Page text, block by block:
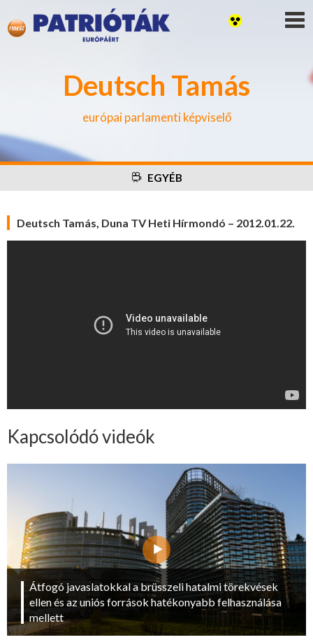
Deutsch Tamás
európai parlamenti képviselő
EGYÉB
Deutsch Tamás, Duna TV Heti Hírmondó – 2012.01.22.
Kapcsolódó videók
Átfogó javaslatokkal a brüsszeli hatalmi törekvések
ellen és az uniós források hatékonyabb felhasználása
mellett